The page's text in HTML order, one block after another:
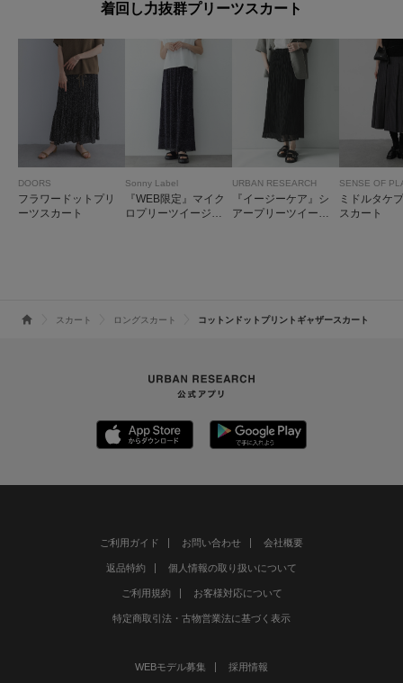
着回し力抜群プリーツスカート
DOORS
フラワードットプリ
ーツスカート
Sonny Label
『WEB限定』マイク
ロプリーツイージー
URBAN RESEARCH
『イージーケア』シ
アープリーツイージ
SENSE OF
ミドルタケ
スカート
スカート ロングスカート コットンドットプリントギャザースカート
ご利用ガイド お問い合わせ 会社概要
返品特約 個人情報の取り扱いについて
ご利用規約 お客様対応について
特定商取引法・古物営業法に基づく表示
WEBモデル募集 採用情報